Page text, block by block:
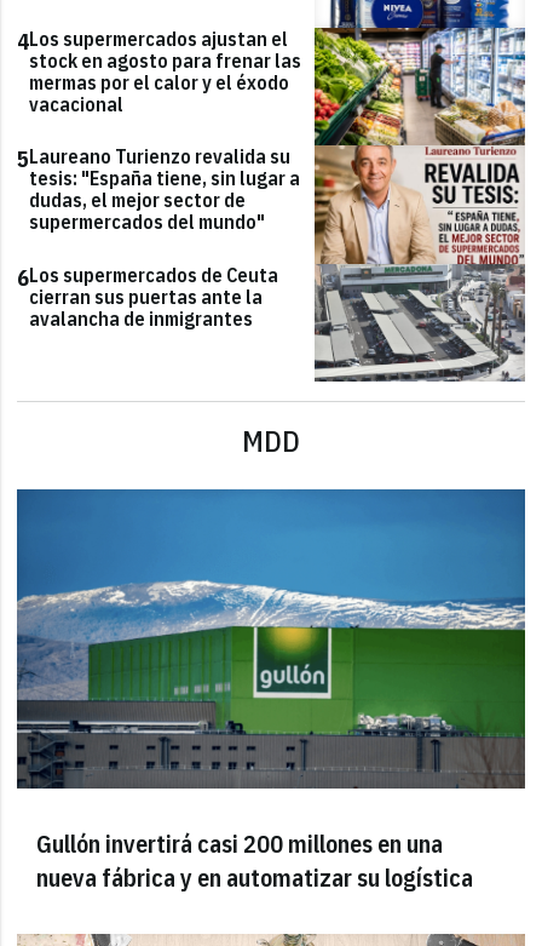
4Los supermercados ajustan el
stock en agosto para frenar las
mermas por el calor y el éxodo
vacacional
5Laureano Turienzo revalida su
tesis: "España tiene, sin lugar a
dudas, el mejor sector de
supermercados del mundo"
6Los supermercados de Ceuta
cierran sus puertas ante la
avalancha de inmigrantes
MDD
Gullón invertirá casi 200 millones en una
nueva fábrica y en automatizar su logística